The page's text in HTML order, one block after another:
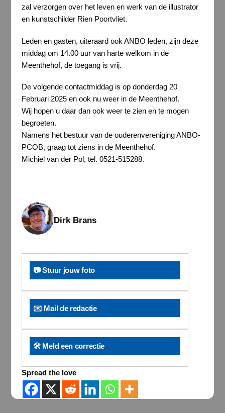
zal verzorgen over het leven en werk van de illustrator
en kunstschilder Rien Poortvliet.
Leden en gasten, uiteraard ook ANBO leden, zijn deze
middag om 14.00 uur van harte welkom in de
Meenthehof, de toegang is vrij.
De volgende contactmiddag is op donderdag 20
Februari 2025 en ook nu weer in de Meenthehof.
Wij hopen u daar dan ook weer te zien en te mogen
begroeten.
Namens het bestuur van de ouderenvereniging ANBO-
PCOB, graag tot ziens in de Meenthehof.
Michiel van der Pol, tel. 0521-515288.
Dirk Brans
📷 Stuur jouw foto
✉️ Mail de redactie
🛠️ Meld een correctie
Spread the love